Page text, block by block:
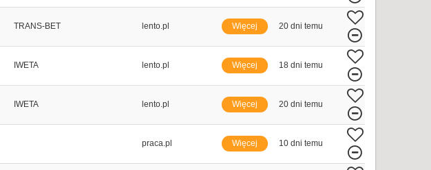
TRANS-BET lento.pl Więcej 20 dni temu
IWETA lento.pl Więcej 18 dni temu
IWETA lento.pl Więcej 20 dni temu
praca.pl Więcej 10 dni temu